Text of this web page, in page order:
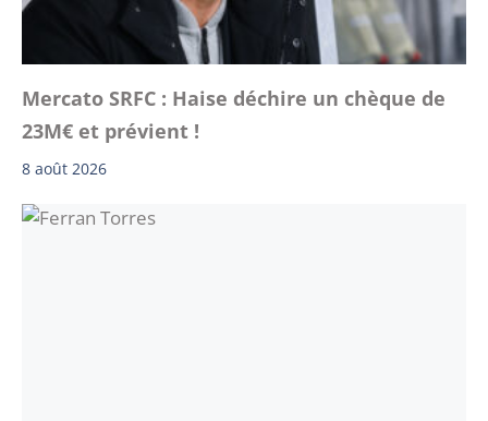
Mercato SRFC : Haise déchire un chèque de
23M€ et prévient !
8 août 2026